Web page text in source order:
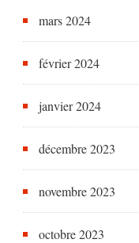
mars 2024
février 2024
janvier 2024
décembre 2023
novembre 2023
octobre 2023